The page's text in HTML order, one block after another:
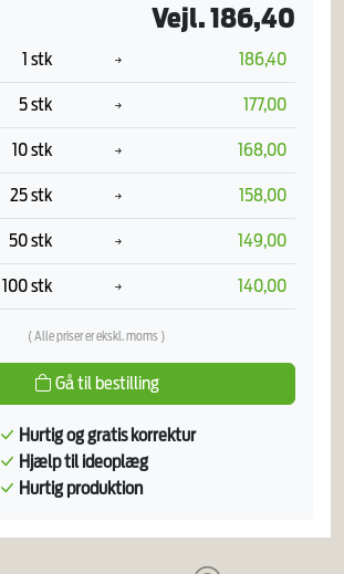
Vejl. 186,40
1 stk 186,40
5 stk 177,00
10 stk 168,00
25 stk 158,00
50 stk 149,00
100 stk 140,00
( Alle priser er ekskl. moms )
Gå til bestilling
Hurtig og gratis korrektur
Hjælp til ideoplæg
Hurtig produktion